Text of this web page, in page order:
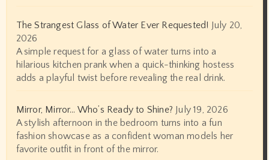
The Strangest Glass of Water Ever Requested! July 20,
2026
A simple request for a glass of water turns into a
hilarious kitchen prank when a quick-thinking hostess
adds a playful twist before revealing the real drink.
Mirror, Mirror… Who’s Ready to Shine? July 19, 2026
A stylish afternoon in the bedroom turns into a fun
fashion showcase as a confident woman models her
favorite outfit in front of the mirror.